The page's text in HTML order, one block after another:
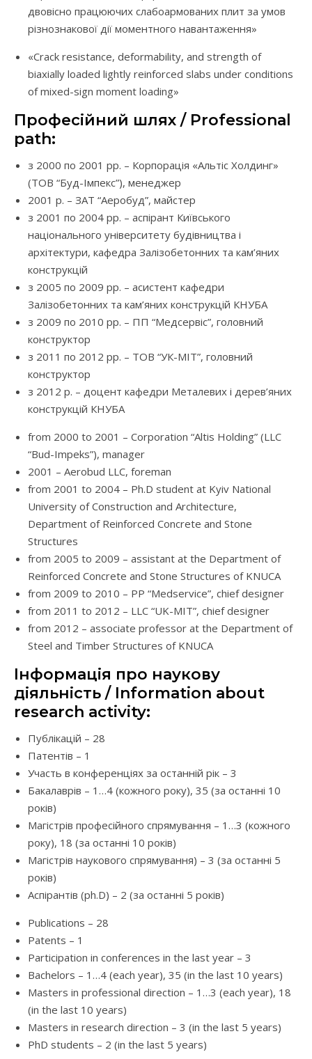
двовісно працюючих слабоармованих плит за умов
різнознакової дії моментного навантаження»
«Crack resistance, deformability, and strength of
biaxially loaded lightly reinforced slabs under conditions
of mixed-sign moment loading»
Професійний шлях / Professional
path:
з 2000 по 2001 рр. – Корпорація «Альтіс Холдинг»
(ТОВ “Буд-Імпекс”), менеджер
2001 р. – ЗАТ “Аеробуд”, майстер
з 2001 по 2004 рр. – аспірант Київського
національного університету будівництва і
архітектури, кафедра Залізобетонних та кам’яних
конструкцій
з 2005 по 2009 рр. – асистент кафедри
Залізобетонних та кам’яних конструкцій КНУБА
з 2009 по 2010 рр. – ПП “Медсервіс”, головний
конструктор
з 2011 по 2012 рр. – ТОВ “УК-МІТ”, головний
конструктор
з 2012 р. – доцент кафедри Металевих і дерев’яних
конструкцій КНУБА
from 2000 to 2001 – Corporation “Altis Holding” (LLC
“Bud-Impeks”), manager
2001 – Aerobud LLC, foreman
from 2001 to 2004 – Ph.D student at Kyiv National
University of Construction and Architecture,
Department of Reinforced Concrete and Stone
Structures
from 2005 to 2009 – assistant at the Department of
Reinforced Concrete and Stone Structures of KNUCA
from 2009 to 2010 – PP “Medservice”, chief designer
from 2011 to 2012 – LLC “UK-MIT”, chief designer
from 2012 – associate professor at the Department of
Steel and Timber Structures of KNUCA
Інформація про наукову
діяльність / Information about
research activity:
Публікацій – 28
Патентів – 1
Участь в конференціях за останній рік – 3
Бакалаврів – 1…4 (кожного року), 35 (за останні 10
років)
Магістрів професійного спрямування – 1…3 (кожного
року), 18 (за останні 10 років)
Магістрів наукового спрямування) – 3 (за останні 5
років)
Аспірантів (ph.D) – 2 (за останні 5 років)
Publications – 28
Patents – 1
Participation in conferences in the last year – 3
Bachelors – 1…4 (each year), 35 (in the last 10 years)
Masters in professional direction – 1…3 (each year), 18
(in the last 10 years)
Masters in research direction – 3 (in the last 5 years)
PhD students – 2 (in the last 5 years)